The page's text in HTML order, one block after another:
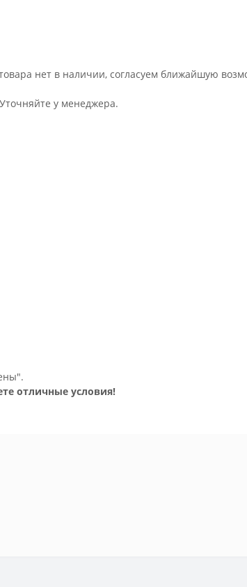
нет в наличии, согласуем ближайшую
у менеджера.
отличные условия!